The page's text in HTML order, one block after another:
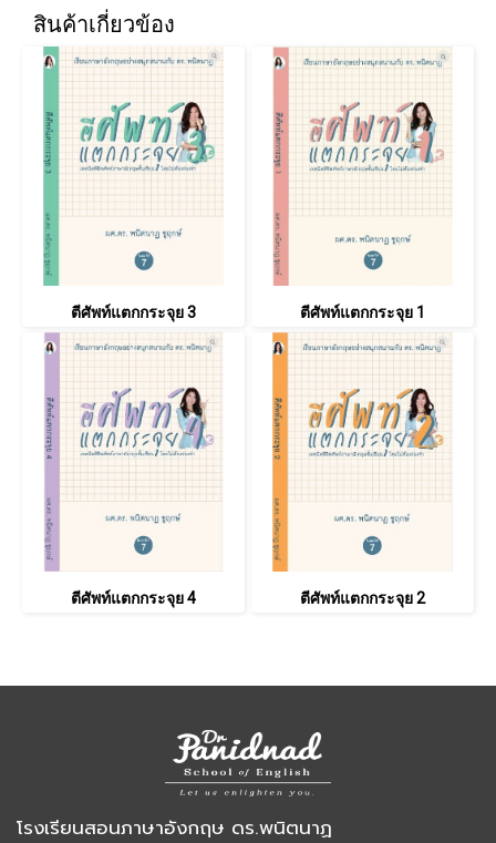
สินค้าเกี่ยวข้อง
ตีศัพท์แตกกระจุย 3 ตีศัพท์แตกกระจุย 1
ตีศัพท์แตกกระจุย 4 ตีศัพท์แตกกระจุย 2
โรงเรียนสอนภาษาอังกฤษ ดร.พนิตนาฏ